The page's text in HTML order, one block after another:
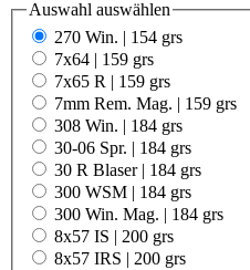
Auswahl auswählen
270 Win. | 154 grs
7x64 | 159 grs
7x65 R | 159 grs
7mm Rem. Mag. | 159 grs
308 Win. | 184 grs
30-06 Spr. | 184 grs
30 R Blaser | 184 grs
300 WSM | 184 grs
300 Win. Mag. | 184 grs
8x57 IS | 200 grs
8x57 IRS | 200 grs